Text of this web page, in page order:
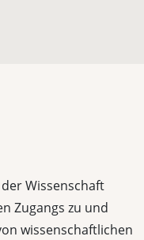
Wissenschaft
Zugangs zu und
wissenschaftli­chen